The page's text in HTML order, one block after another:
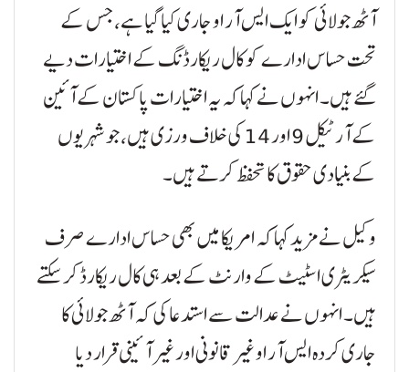
آٹھ جولائی کو ایک ایس آر او جاری کیا گیا ہے، جس کے
تحت حساس ادارے کو کال ریکارڈنگ کے اختیارات دیے
گئے ہیں۔ انہوں نے کہا کہ یہ اختیارات پاکستان کے آئین
کے آرٹیکل 9 اور 14 کی خلاف ورزی ہیں، جو شہریوں
کے بنیادی حقوق کا تحفظ کرتے ہیں۔
وکیل نے مزید کہا کہ امریکا میں بھی حساس ادارے صرف
سیکریٹری اسٹیٹ کے وارنٹ کے بعد ہی کال ریکارڈ کرسکتے
ہیں۔ انہوں نے عدالت سے استدعا کی کہ آٹھ جولائی کا
جاری کردہ ایس آر او غیر قانونی اور غیر آئینی قرار دیا